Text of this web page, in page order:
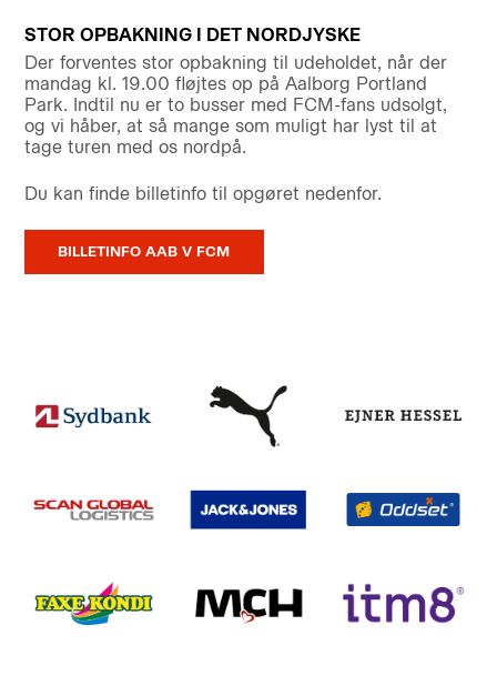
STOR OPBAKNING I DET NORDJYSKE
Der forventes stor opbakning til udeholdet, når der
mandag kl. 19.00 fløjtes op på Aalborg Portland
Park. Indtil nu er to busser med FCM-fans udsolgt,
og vi håber, at så mange som muligt har lyst til at
tage turen med os nordpå.
Du kan finde billetinfo til opgøret nedenfor.
BILLETINFO AAB V FCM